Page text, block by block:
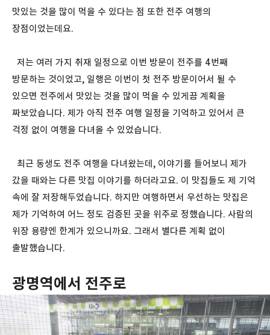
맛있는 것을 많이 먹을 수 있다는 점 또한 전주 여행의
장점이었는데요.
저는 여러 가지 취재 일정으로 이번 방문이 전주를 4번째
방문하는 것이었고, 일행은 이번이 첫 전주 방문이어서 될 수
있으면 전주에서 맛있는 것을 많이 먹을 수 있게끔 계획을
짜보았습니다. 제가 아직 전주 여행 일정을 기억하고 있어서 큰
걱정 없이 여행을 다녀올 수 있었습니다.
최근 동생도 전주 여행을 다녀왔는데, 이야기를 들어보니 제가
갔을 때와는 다른 맛집 이야기를 하더라고요. 이 맛집들도 제 기억
속에 잘 저장해두었습니다. 하지만 여행하면서 우선하는 맛집은
제가 기억하여 어느 정도 검증된 곳을 위주로 정했습니다. 사람의
위장 용량엔 한계가 있으니까요. 그래서 별다른 계획 없이
출발했습니다.
광명역에서 전주로